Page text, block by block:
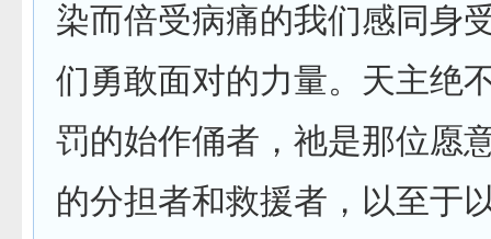
染而倍受病痛的我们感同身
们勇敢面对的力量。天主绝
罚的始作俑者，祂是那位愿
的分担者和救援者，以至于